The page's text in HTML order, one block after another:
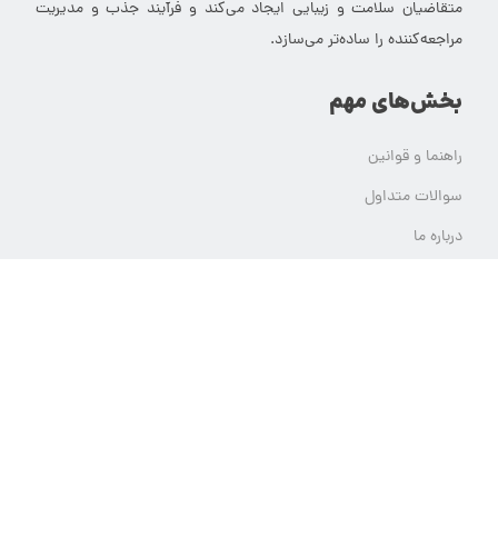
متقاضیان سلامت و زیبایی ایجاد می‌کند و فرآیند جذب و مدیریت
مراجعه‌کننده را ساده‌تر می‌سازد.
بخش‌های مهم
راهنما و قوانین
سوالات متداول
درباره ما